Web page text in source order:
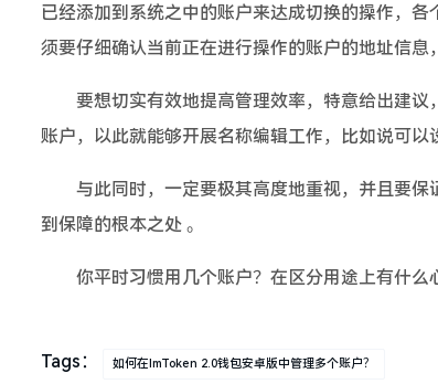
已经添加到系统之中的账户来达成切换的操作，
须要仔细确认当前正在进行操作的账户的地址信息
要想切实有效地提高管理效率，特意给出建
账户，以此就能够开展名称编辑工作，比如说可以
与此同时，一定要极其高度地重视，并且要
到保障的根本之处 。
你平时习惯用几个账户？在区分用途上有什么
Tags： 如何在imToken 2.0钱包安卓版中管理多个账户？